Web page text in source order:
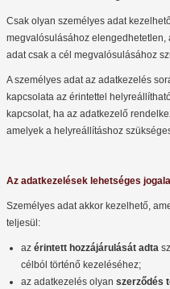
Csak olyan személyes adat
megvalósulásához elengedhetetlen,
adat csak a cél megvalósulásához
A személyes adat az adatkezelés
kapcsolata az érintettel
kapcsolat, ha az adatkezelő
amelyek a helyreállításhoz
Az adatkezelések lehetséges
Személyes adat akkor kezelhető,
teljesül:
az érintett hozzájárulását adta
célból történő kezeléséhez;
az adatkezelés olyan szerződés